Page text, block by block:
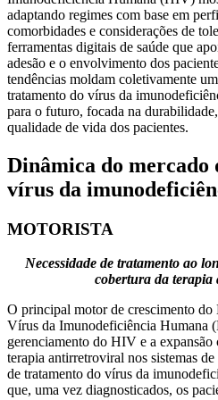
adaptando regimes com base em
comorbidades e considerações de
ferramentas digitais de saúde que
adesão e o envolvimento dos
tendências moldam coletivamente
tratamento do vírus da
para o futuro, focada na
qualidade de vida dos pacientes.
Dinâmica do mercado
vírus da
MOTORISTA
Necessidade de tratamento ao
cobertura da
O principal motor de crescimento do
Vírus da Imunodeficiência Humana
gerenciamento do HIV e a expansão
terapia antirretroviral nos sistemas
de tratamento do vírus da
que, uma vez diagnosticados, os